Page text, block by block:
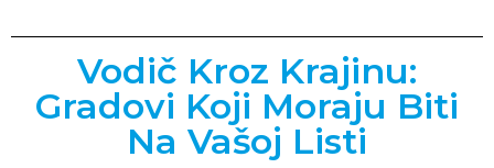
Vodič Kroz Krajinu:
Gradovi Koji Moraju Biti
Na Vašoj Listi